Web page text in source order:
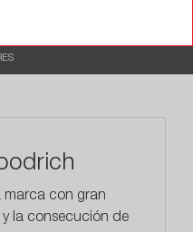
marca con gran
la consecución de